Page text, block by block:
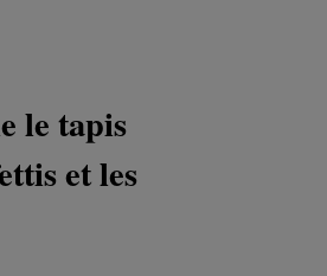
le tapis
et les